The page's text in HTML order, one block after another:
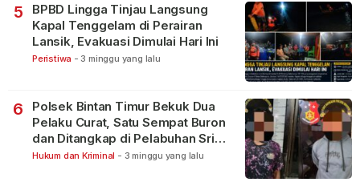
5
BPBD Lingga Tinjau Langsung
Kapal Tenggelam di Perairan
Lansik, Evakuasi Dimulai Hari Ini
Peristiwa - 3 minggu yang lalu
6
Polsek Bintan Timur Bekuk Dua
Pelaku Curat, Satu Sempat Buron
dan Ditangkap di Pelabuhan Sri
Bintan Pura
Hukum dan Kriminal - 3 minggu yang lalu